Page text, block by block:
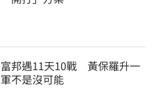
富邦遇11天10戰　黃保羅升一
軍不是沒可能